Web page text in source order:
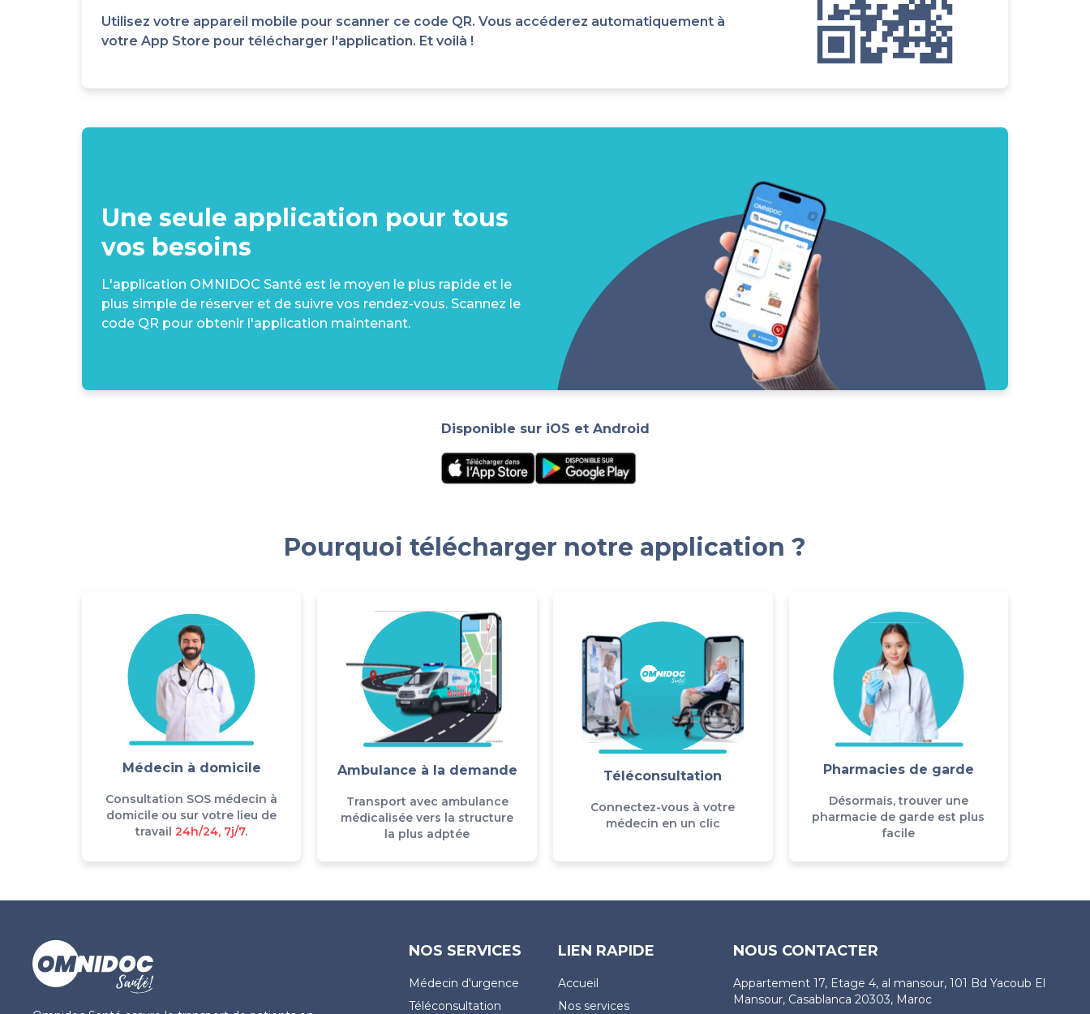
Utilisez votre appareil mobile pour scanner ce code QR. Vous accéderez automatiquement à
votre App Store pour télécharger l'application. Et voilà !
Une seule application pour tous
vos besoins
L'application OMNIDOC Santé est le moyen le plus rapide et le
plus simple de réserver et de suivre vos rendez-vous. Scannez le
code QR pour obtenir l'application maintenant.
Disponible sur iOS et Android
Pourquoi télécharger notre application ?
Médecin à domicile
Consultation SOS médecin à
domicile ou sur votre lieu de
travail 24h/24, 7j/7.
Ambulance à la demande
Transport avec ambulance
médicalisée vers la structure
la plus adptée
Téléconsultation
Connectez-vous à votre
médecin en un clic
Pharmacies de garde
Désormais, trouver une
pharmacie de garde est plus
facile
NOS SERVICES
Médecin d'urgence
Téléconsultation
LIEN RAPIDE
Accueil
Nos services
NOUS CONTACTER
Appartement 17, Etage 4, al mansour, 101 Bd Yacoub El
Mansour, Casablanca 20303, Maroc